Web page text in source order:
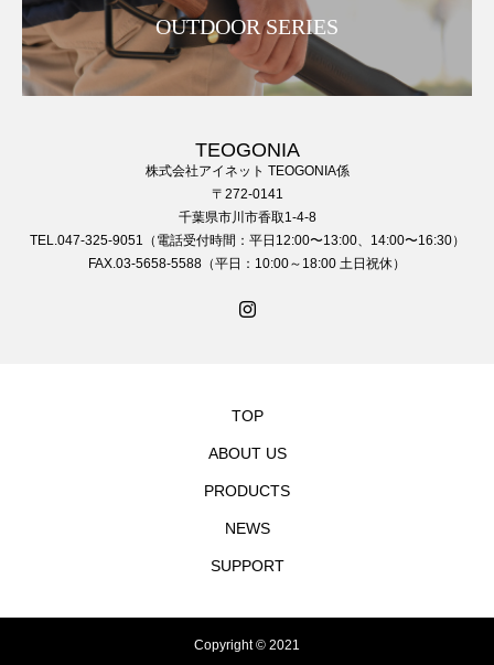
OUTDOOR SERIES
TEOGONIA
株式会社アイネット TEOGONIA係
〒272-0141
千葉県市川市香取1-4-8
TEL.047-325-9051（電話受付時間：平日12:00〜13:00、14:00〜16:30）
FAX.03-5658-5588（平日：10:00～18:00 土日祝休）
TOP
ABOUT US
PRODUCTS
NEWS
SUPPORT
Copyright © 2021